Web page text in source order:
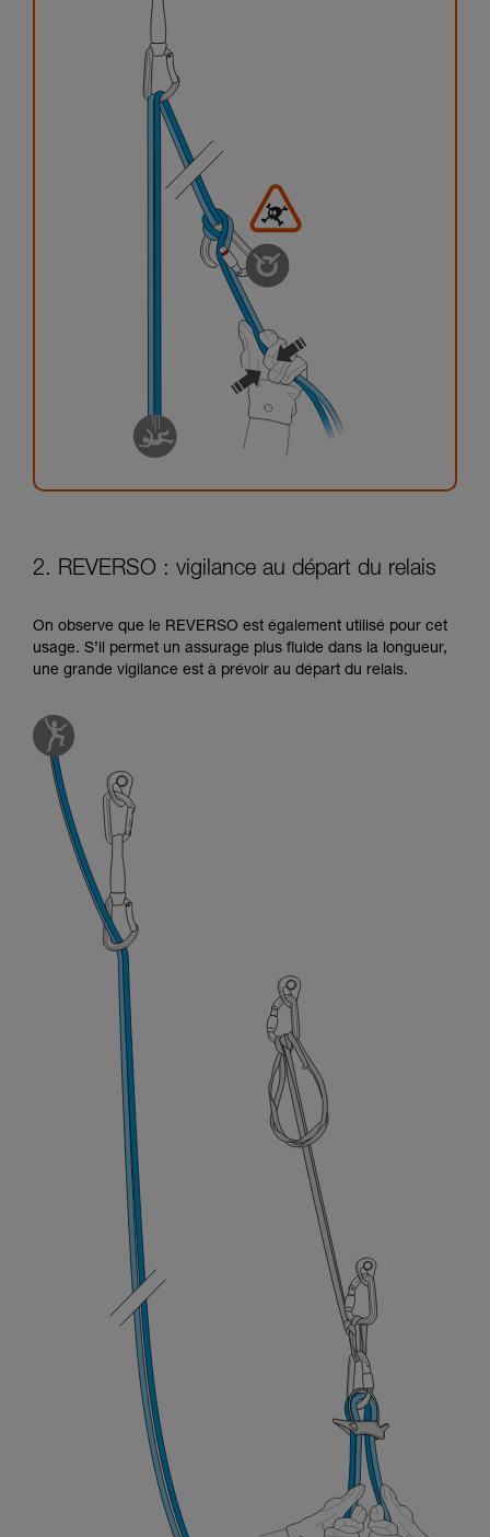
2. REVERSO : vigilance au départ du relais
On observe que le REVERSO est également utilisé pour cet
usage. S’il permet un assurage plus fluide dans la longueur,
une grande vigilance est à prévoir au départ du relais.